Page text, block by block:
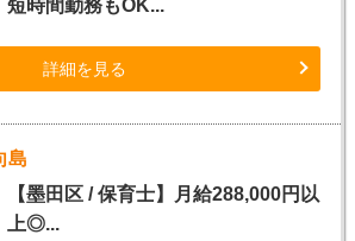
短時間勤務もOK...
詳細を見る
島
【墨田区 / 保育士】月給288,000円以
上◎...